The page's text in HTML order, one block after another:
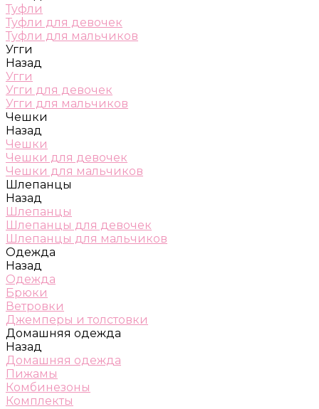
Туфли
Туфли для девочек
Туфли для мальчиков
Угги
Назад
Угги
Угги для девочек
Угги для мальчиков
Чешки
Назад
Чешки
Чешки для девочек
Чешки для мальчиков
Шлепанцы
Назад
Шлепанцы
Шлепанцы для девочек
Шлепанцы для мальчиков
Одежда
Назад
Одежда
Брюки
Ветровки
Джемперы и толстовки
Домашняя одежда
Назад
Домашняя одежда
Пижамы
Комбинезоны
Комплекты